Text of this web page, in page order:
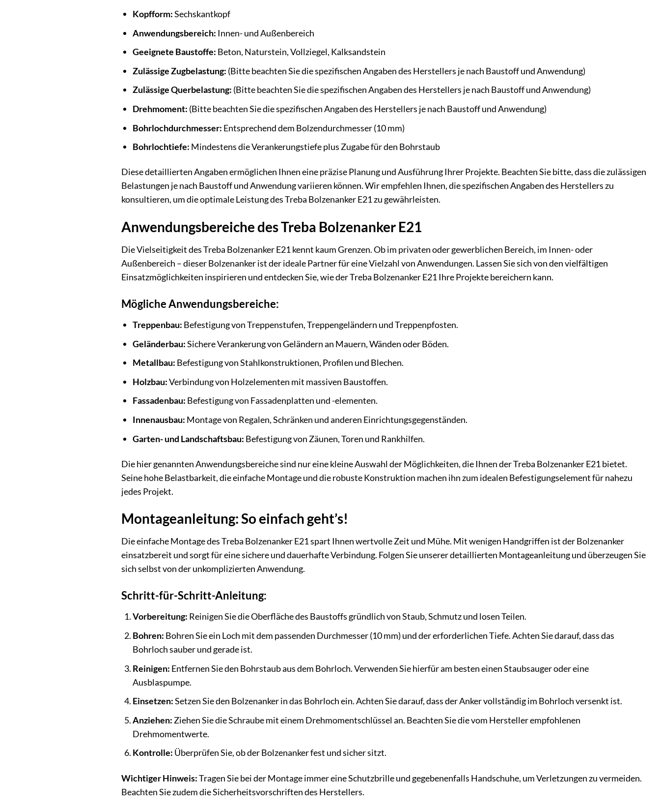
Kopfform:Sechskantkopf
Anwendungsbereich: Innen- und Außenbereich
Geeignete Baustoffe: Beton, Naturstein, Vollziegel, Kalksandstein
Zulässige Zugbelastung: (Bitte beachten Sie die spezifischen Angaben des Herstellers je nach Baustoff und Anwendung)
Zulässige Querbelastung: (Bitte beachten Sie die spezifischen Angaben des Herstellers je nach Baustoff und Anwendung)
Drehmoment: (Bitte beachten Sie die spezifischen Angaben des Herstellers je nach Baustoff und Anwendung)
Bohrlochdurchmesser: Entsprechend dem Bolzendurchmesser (10 mm)
Bohrlochtiefe: Mindestens die Verankerungstiefe plus Zugabe für den Bohrstaub
Diese detaillierten Angaben ermöglichen Ihnen eine präzise Planung und Ausführung Ihrer Projekte. Beachten Sie bitte, dass die zulässigen
Belastungen je nach Baustoff und Anwendung variieren können. Wir empfehlen Ihnen, die spezifischen Angaben des Herstellers zu
konsultieren, um die optimale Leistung des Treba Bolzenanker E21 zu gewährleisten.
Anwendungsbereiche des Treba Bolzenanker E21
Die Vielseitigkeit des Treba Bolzenanker E21 kennt kaum Grenzen. Ob im privaten oder gewerblichen Bereich, im Innen- oder
Außenbereich – dieser Bolzenanker ist der ideale Partner für eine Vielzahl von Anwendungen. Lassen Sie sich von den vielfältigen
Einsatzmöglichkeiten inspirieren und entdecken Sie, wie der Treba Bolzenanker E21 Ihre Projekte bereichern kann.
Mögliche Anwendungsbereiche:
Treppenbau: Befestigung von Treppenstufen, Treppengeländern und Treppenpfosten.
Geländerbau:Sichere Verankerung von Geländern an Mauern, Wänden oder Böden.
Metallbau: Befestigung von Stahlkonstruktionen, Profilen und Blechen.
Holzbau:Verbindung von Holzelementen mit massiven Baustoffen.
Fassadenbau: Befestigung von Fassadenplatten und -elementen.
Innenausbau: Montage von Regalen, Schränken und anderen Einrichtungsgegenständen.
Garten- und Landschaftsbau: Befestigung von Zäunen, Toren und Rankhilfen.
Die hier genannten Anwendungsbereiche sind nur eine kleine Auswahl der Möglichkeiten, die Ihnen der Treba Bolzenanker E21 bietet.
Seine hohe Belastbarkeit, die einfache Montage und die robuste Konstruktion machen ihn zum idealen Befestigungselement für nahezu
jedes Projekt.
Montageanleitung: So einfach geht’s!
Die einfache Montage des Treba Bolzenanker E21 spart Ihnen wertvolle Zeit und Mühe. Mit wenigen Handgriffen ist der Bolzenanker
einsatzbereit und sorgt für eine sichere und dauerhafte Verbindung. Folgen Sie unserer detaillierten Montageanleitung und überzeugen Sie
sich selbst von der unkomplizierten Anwendung.
Schritt-für-Schritt-Anleitung:
Vorbereitung: Reinigen Sie die Oberfläche des Baustoffs gründlich von Staub, Schmutz und losen Teilen.
Bohren: Bohren Sie ein Loch mit dem passenden Durchmesser (10 mm) und der erforderlichen Tiefe. Achten Sie darauf, dass das
Bohrloch sauber und gerade ist.
Reinigen: Entfernen Sie den Bohrstaub aus dem Bohrloch. Verwenden Sie hierfür am besten einen Staubsauger oder eine
Ausblaspumpe.
Einsetzen:Setzen Sie den Bolzenanker in das Bohrloch ein. Achten Sie darauf, dass der Anker vollständig im Bohrloch versenkt ist.
Anziehen: Ziehen Sie die Schraube mit einem Drehmomentschlüssel an. Beachten Sie die vom Hersteller empfohlenen
Drehmomentwerte.
Kontrolle: Überprüfen Sie, ob der Bolzenanker fest und sicher sitzt.
Wichtiger Hinweis:Tragen Sie bei der Montage immer eine Schutzbrille und gegebenenfalls Handschuhe, um Verletzungen zu vermeiden.
Beachten Sie zudem die Sicherheitsvorschriften des Herstellers.